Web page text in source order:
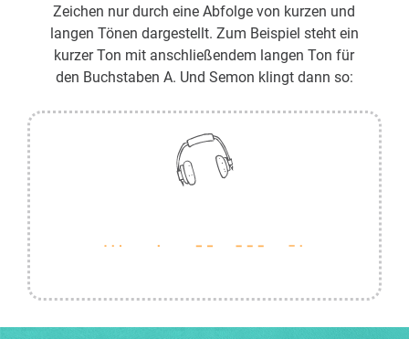
Zeichen nur durch eine Abfolge von kurzen und
langen Tönen dargestellt. Zum Beispiel steht ein
kurzer Ton mit anschließendem langen Ton für
den Buchstaben A. Und Semon klingt dann so: